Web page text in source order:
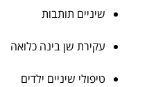
שיניים תותבות
עקירת שן בינה כלואה
טיפולי שיניים ילדים